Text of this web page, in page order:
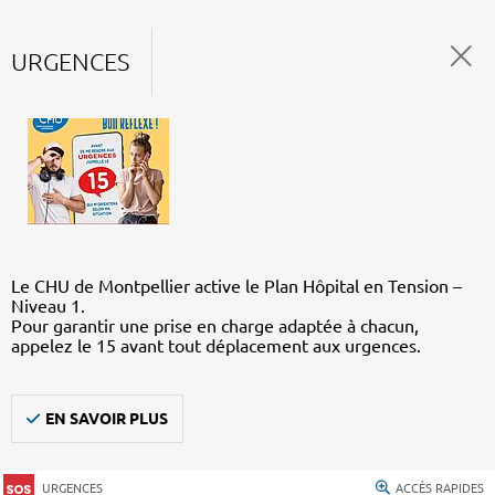
URGENCES
Le CHU de Montpellier active le Plan Hôpital en Tension –
Niveau 1.
Pour garantir une prise en charge adaptée à chacun,
appelez le 15 avant tout déplacement aux urgences.
EN SAVOIR PLUS
URGENCES ACCÈS RAPIDES